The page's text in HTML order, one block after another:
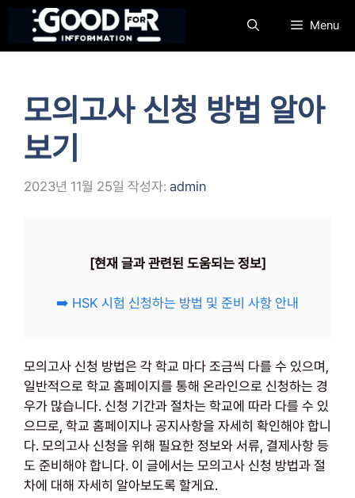
츠
Menu
모의고사 신청 방법 알아
보기
2023년 11월 25일 작성자: admin
[현재 글과 관련된 도움되는 정보]
➡️ HSK 시험 신청하는 방법 및 준비 사항 안내
모의고사 신청 방법은 각 학교 마다 조금씩 다를 수 있으며,
일반적으로 학교 홈페이지를 통해 온라인으로 신청하는 경
우가 많습니다. 신청 기간과 절차는 학교에 따라 다를 수 있
으므로, 학교 홈페이지나 공지사항을 자세히 확인해야 합니
다. 모의고사 신청을 위해 필요한 정보와 서류, 결제사항 등
도 준비해야 합니다. 이 글에서는 모의고사 신청 방법과 절
차에 대해 자세히 알아보도록 할게요.